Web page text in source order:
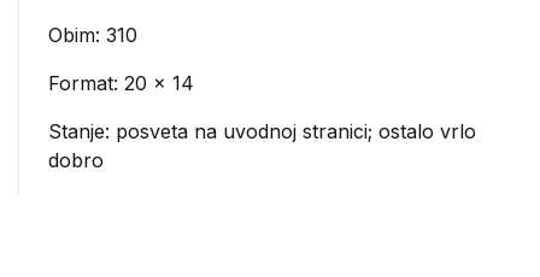
Obim: 310
Format: 20 x 14
Stanje: posveta na uvodnoj stranici; ostalo vrlo
dobro